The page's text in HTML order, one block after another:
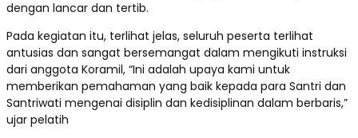
dengan lancar dan tertib.
Pada kegiatan itu, terlihat jelas, seluruh peserta terlihat
antusias dan sangat bersemangat dalam mengikuti instruksi
dari anggota Koramil, “Ini adalah upaya kami untuk
memberikan pemahaman yang baik kepada para Santri dan
Santriwati mengenai disiplin dan kedisiplinan dalam berbaris,”
ujar pelatih